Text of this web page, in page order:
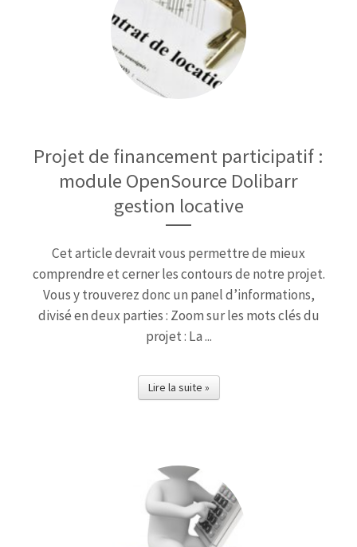
Projet de financement participatif :
module OpenSource Dolibarr
gestion locative
Cet article devrait vous permettre de mieux
comprendre et cerner les contours de notre projet.
Vous y trouverez donc un panel d’informations,
divisé en deux parties : Zoom sur les mots clés du
projet : La ...
Lire la suite »